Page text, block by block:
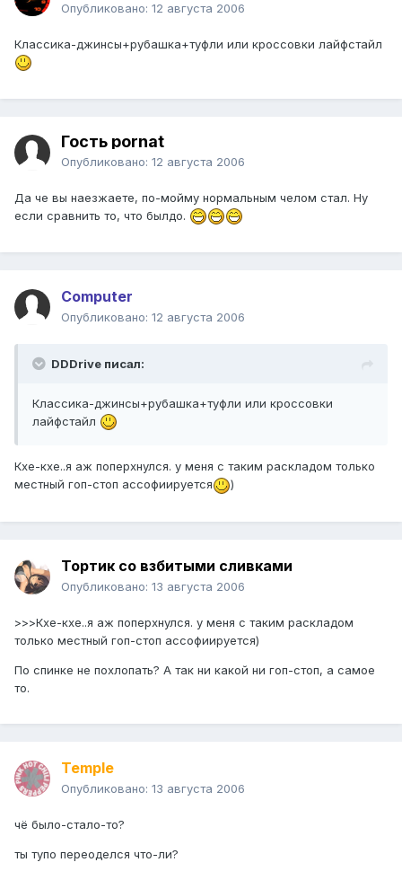
Опубликовано: 12 августа 2006
Классика-джинсы+рубашка+туфли или кроссовки лайфстайл
Гость pornat
Опубликовано: 12 августа 2006
Да че вы наезжаете, по-мойму нормальным челом стал. Ну
если сравнить то, что былдо.
Computer
Опубликовано: 12 августа 2006
DDDrive писал:
Классика-джинсы+рубашка+туфли или кроссовки
лайфстайл
Кхе-кхе..я аж поперхнулся. у меня с таким раскладом только
местный гоп-стоп ассофиируется
)
Тортик со взбитыми сливками
Опубликовано: 13 августа 2006
>>>Кхе-кхе..я аж поперхнулся. у меня с таким раскладом
только местный гоп-стоп ассофиируется)
По спинке не похлопать? А так ни какой ни гоп-стоп, а самое
то.
Temple
Опубликовано: 13 августа 2006
чё было-стало-то?
ты тупо переоделся что-ли?